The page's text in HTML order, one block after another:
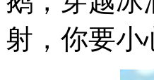
射，你要小